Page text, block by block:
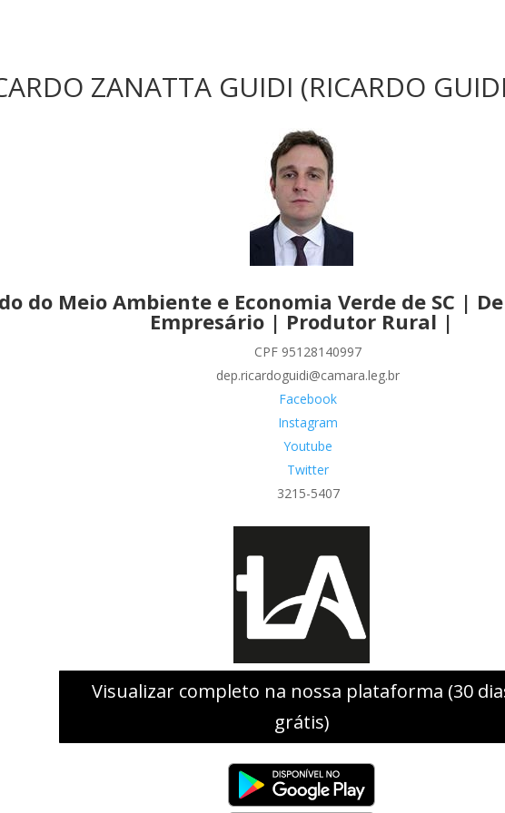
ZANATTA GUIDI (RICARDO
do Meio Ambiente e Economia Verde de SC |
Empresário | Produtor Rural |
CPF 95128140997
dep.ricardoguidi@camara.leg.br
Facebook
Instagram
Youtube
Twitter
3215-5407
Visualizar completo na nossa plataforma (30
grátis)